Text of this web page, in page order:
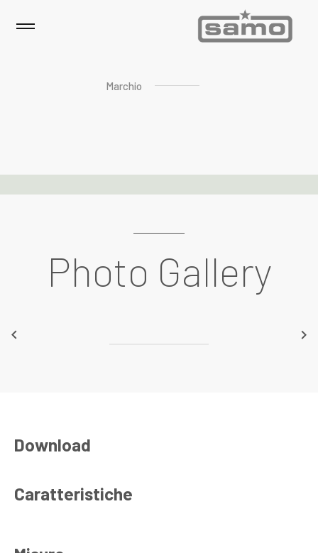
Marchio
Photo Gallery
keyboard_arrow_left keyboard_arrow_right
Download
Caratteristiche